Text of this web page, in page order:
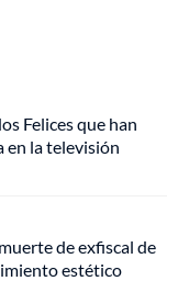
Felices que han
en la televisión
de exfiscal de
estético